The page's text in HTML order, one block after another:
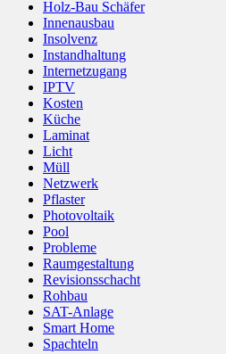
Holz-Bau Schäfer
Innenausbau
Insolvenz
Instandhaltung
Internetzugang
IPTV
Kosten
Küche
Laminat
Licht
Müll
Netzwerk
Pflaster
Photovoltaik
Pool
Probleme
Raumgestaltung
Revisionsschacht
Rohbau
SAT-Anlage
Smart Home
Spachteln